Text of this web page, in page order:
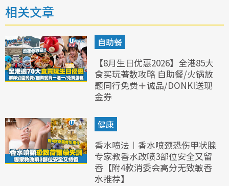
相关文章
自助餐
【8月生日优惠2026】全港85大
食买玩著数攻略 自助餐/火锅放
题同行免费＋诚品/DONKI送现
金券
健康
香水喷法︱香水喷颈恐伤甲状腺
专家教香水改喷3部位安全又留
香【附4款消委会高分无致敏香
水推荐】